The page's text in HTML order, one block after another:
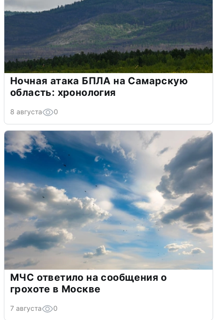
Ночная атака БПЛА на Самарскую
область: хронология
8 августа 0
МЧС ответило на сообщения о
грохоте в Москве
7 августа 0